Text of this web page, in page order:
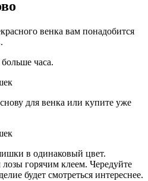
венка вам понадобится
часа.
для венка или купите уже
в одинаковый цвет.
горячим клеем. Чередуйте
будет смотреться интереснее.